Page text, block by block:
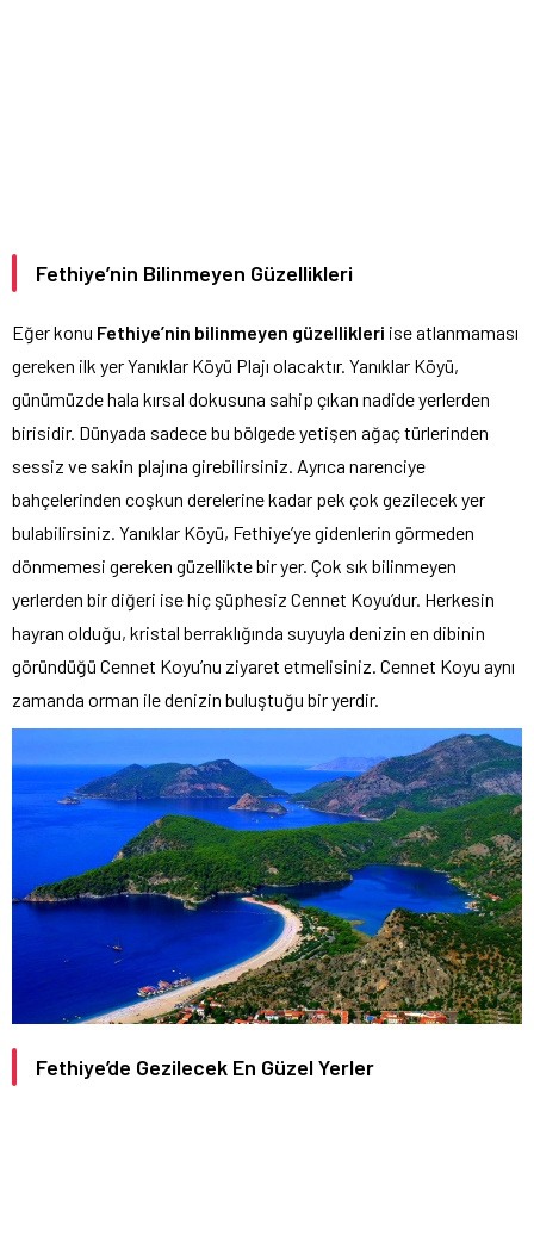
Fethiye’nin Bilinmeyen Güzellikleri
Eğer konu Fethiye’nin bilinmeyen güzellikleri ise atlanmaması
gereken ilk yer Yanıklar Köyü Plajı olacaktır. Yanıklar Köyü,
günümüzde hala kırsal dokusuna sahip çıkan nadide yerlerden
birisidir. Dünyada sadece bu bölgede yetişen ağaç türlerinden
sessiz ve sakin plajına girebilirsiniz. Ayrıca narenciye
bahçelerinden coşkun derelerine kadar pek çok gezilecek yer
bulabilirsiniz. Yanıklar Köyü, Fethiye’ye gidenlerin görmeden
dönmemesi gereken güzellikte bir yer. Çok sık bilinmeyen
yerlerden bir diğeri ise hiç şüphesiz Cennet Koyu’dur. Herkesin
hayran olduğu, kristal berraklığında suyuyla denizin en dibinin
göründüğü Cennet Koyu’nu ziyaret etmelisiniz. Cennet Koyu aynı
zamanda orman ile denizin buluştuğu bir yerdir.
Fethiye’de Gezilecek En Güzel Yerler